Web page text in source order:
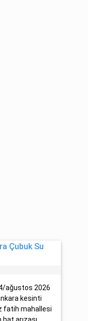
Çubuk Su
ağustos 2026
kesinti
fatih mahallesi
arızası